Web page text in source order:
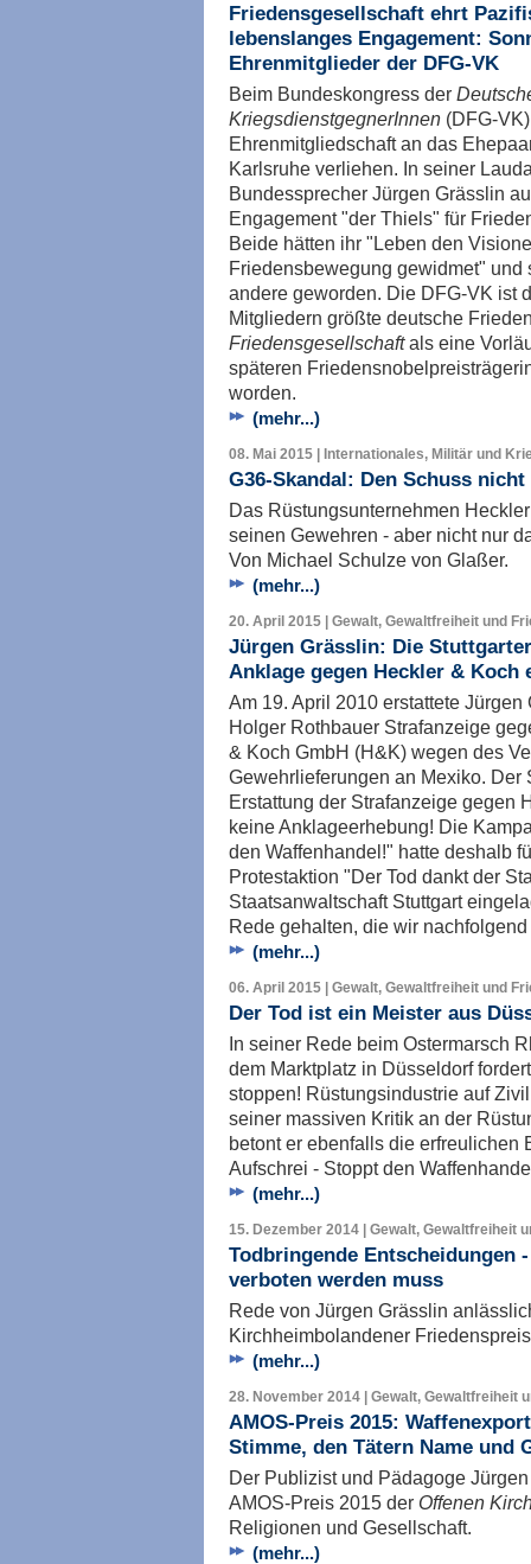
Friedensgesellschaft ehrt
lebenslanges Engagement:
Ehrenmitglieder der DFG-VK
Beim Bundeskongress der
KriegsdienstgegnerInnen (DFG-
Ehrenmitgliedschaft an das
Karlsruhe verliehen. In seiner
Bundessprecher Jürgen Grässlin
Engagement "der Thiels" für
Beide hätten ihr "Leben den
Friedensbewegung gewidmet"
andere geworden. Die DFG-VK ist
Mitgliedern größte deutsche
Friedensgesellschaftals eine
späteren
worden.
(mehr...)
08. Mai 2015 | Internationales, Militär und
G36-Skandal: Den Schuss
Das Rüstungsunternehmen
seinen Gewehren - aber nicht nur
Von Michael Schulze von Glaßer.
(mehr...)
20. April 2015 | Gewalt, Gewaltfreiheit und
Jürgen Grässlin: Die
Anklage gegen Heckler & Koch
Am 19. April 2010 erstattete
Holger Rothbauer Strafanzeige
& Koch GmbH (H&K) wegen des
Gewehrlieferungen an Mexiko. Der
Erstattung der Strafanzeige gegen
keine Anklageerhebung! Die
den Waffenhandel!" hatte deshalb
Protestaktion "Der Tod dankt der
Staatsanwaltschaft Stuttgart
Rede gehalten, die wir
(mehr...)
06. April 2015 | Gewalt, Gewaltfreiheit und
Der Tod ist ein Meister aus
In seiner Rede beim Ostermarsch
dem Marktplatz in Düsseldorf
stoppen! Rüstungsindustrie auf
seiner massiven Kritik an der
betont er ebenfalls die erfreulichen
Aufschrei - Stoppt den
(mehr...)
15. Dezember 2014 | Gewalt, Gewaltfreiheit
Todbringende Entscheidungen
verboten werden muss
Rede von Jürgen Grässlin
Kirchheimbolandener
(mehr...)
28. November 2014 | Gewalt, Gewaltfreiheit
AMOS-Preis 2015:
Stimme, den Tätern Name und
Der Publizist und Pädagoge
AMOS-Preis 2015 der Offenen
Religionen und Gesellschaft.
(mehr...)